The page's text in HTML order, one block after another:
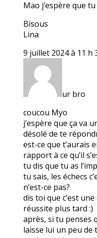
Mao j’espère que
Bisous
Lina
9 juillet 2024 à 11 h
ur bro
coucou Myo
j’espère que ça va
désolé de te
est-ce que t’aurais
rapport à ce qu’il
tu dis que tu as
tu sais, les échecs
n’est-ce pas?
dis toi que c’est
réussite plus tard :)
après, si tu penses
laisse lui un peu